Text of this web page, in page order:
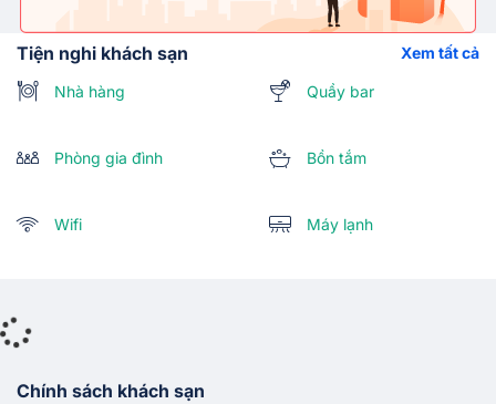
Tiện nghi khách sạn Xem tất cả
Nhà hàng Quầy bar
Phòng gia đình Bồn tắm
Wifi Máy lạnh
Chính sách khách sạn